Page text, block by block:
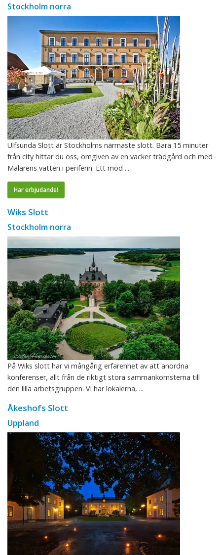
Stockholm norra
Ulfsunda Slott är Stockholms närmaste slott. Bara 15 minuter
från city hittar du oss, omgiven av en vacker trädgård och med
Mälarens vatten i periferin. Ett mod ...
Har erbjudande!
Wiks Slott
Stockholm norra
På Wiks slott har vi mångårig erfarenhet av att anordna
konferenser, allt från de riktigt stora sammankomsterna till
den lilla arbetsgruppen. Vi har lokalerna, ...
Åkeshofs Slott
Uppland